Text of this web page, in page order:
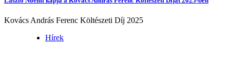
Kovács András Ferenc Költészeti Díj 2025
Hírek